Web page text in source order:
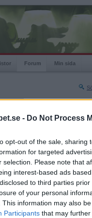
- Do Not Process
opt-out of the sale,
for targeted
selection. Please note that
interest-based ads
to third parties
of your personal
This information may also
Participants that may further
Forum Min sida
2019-